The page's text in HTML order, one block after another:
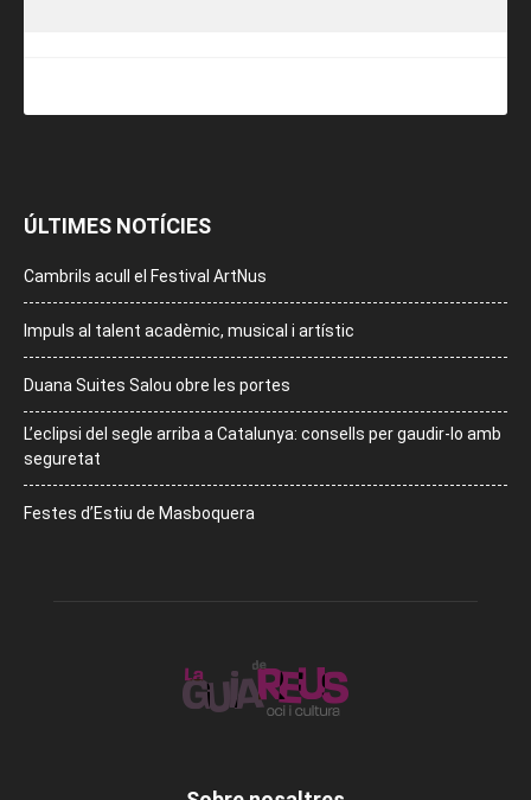
ÚLTIMES NOTÍCIES
Cambrils acull el Festival ArtNus
Impuls al talent acadèmic, musical i artístic
Duana Suites Salou obre les portes
L’eclipsi del segle arriba a Catalunya: consells per gaudir-lo amb
seguretat
Festes d’Estiu de Masboquera